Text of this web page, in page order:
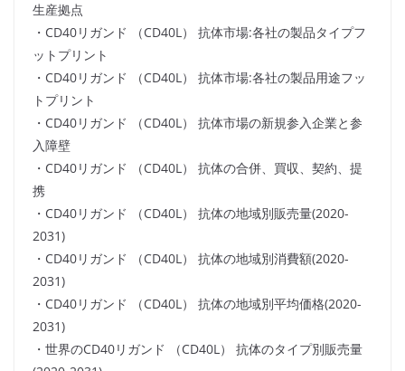
生産拠点
・CD40リガンド （CD40L） 抗体市場:各社の製品タイプフ
ットプリント
・CD40リガンド （CD40L） 抗体市場:各社の製品用途フッ
トプリント
・CD40リガンド （CD40L） 抗体市場の新規参入企業と参
入障壁
・CD40リガンド （CD40L） 抗体の合併、買収、契約、提
携
・CD40リガンド （CD40L） 抗体の地域別販売量(2020-
2031)
・CD40リガンド （CD40L） 抗体の地域別消費額(2020-
2031)
・CD40リガンド （CD40L） 抗体の地域別平均価格(2020-
2031)
・世界のCD40リガンド （CD40L） 抗体のタイプ別販売量